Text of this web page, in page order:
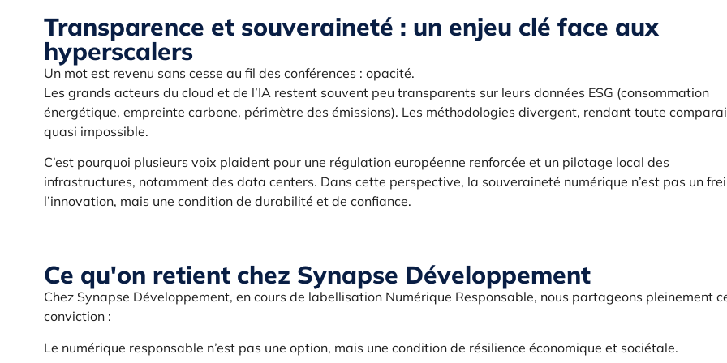
Transparence et souveraineté : un enjeu clé face aux
hyperscalers
Un mot est revenu sans cesse au fil des conférences : opacité.
Les grands acteurs du cloud et de l’IA restent souvent peu transparents sur leurs données ESG (consommation
énergétique, empreinte carbone, périmètre des émissions). Les méthodologies divergent, rendant toute
quasi impossible.
C’est pourquoi plusieurs voix plaident pour une régulation européenne renforcée et un pilotage local des
infrastructures, notamment des data centers. Dans cette perspective, la souveraineté numérique n’est pas un
l’innovation, mais une condition de durabilité et de confiance.
Ce qu'on retient chez Synapse Développement
Chez Synapse Développement, en cours de labellisation Numérique Responsable, nous partageons pleinement
conviction :
Le numérique responsable n’est pas une option, mais une condition de résilience économique et sociétale.